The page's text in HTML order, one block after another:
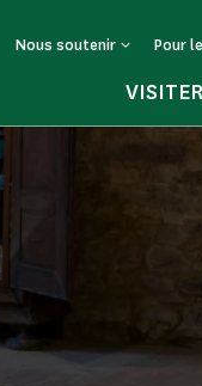
Nous soutenir Pour
VISITER